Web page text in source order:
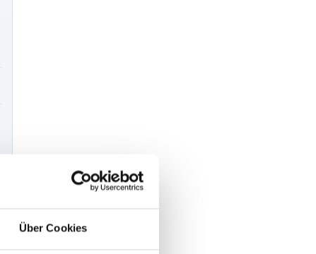
Über Cookies